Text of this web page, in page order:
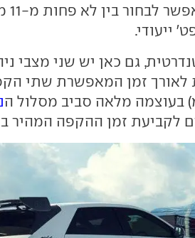
ייעודי.‏‏
לאורך זמן המאפשרת שתי
לקביעת זמן ההקפה המהיר